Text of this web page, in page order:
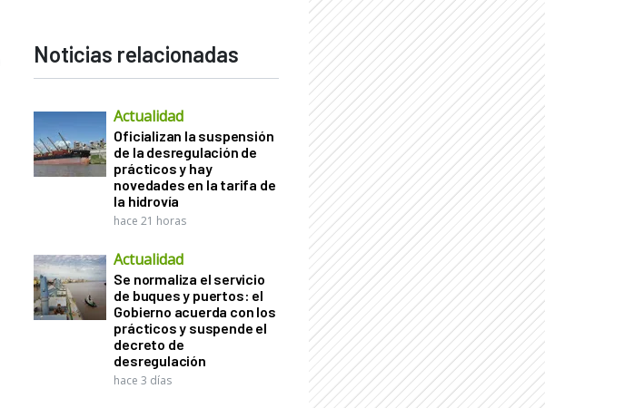
Noticias relacionadas
Actualidad
Oficializan la suspensión
de la desregulación de
prácticos y hay
novedades en la tarifa de
la hidrovía
hace 21 horas
Actualidad
Se normaliza el servicio
de buques y puertos: el
Gobierno acuerda con los
prácticos y suspende el
decreto de
desregulación
hace 3 días